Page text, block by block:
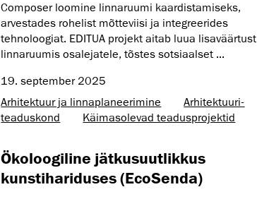
Composer loomine linnaruumi kaardistamiseks,
arvestades rohelist mõtteviisi ja integreerides
tehnoloogiat. EDITUA projekt aitab luua lisaväärtust
linnaruumis osalejatele, tõstes sotsiaalset ...
19. september 2025
Arhitektuur ja linnaplaneerimine
Arhitektuuri­
teaduskond
Käimasolevad teadusprojektid
Ökoloogiline jätkusuutlikkus
kunstihariduses (EcoSenda)